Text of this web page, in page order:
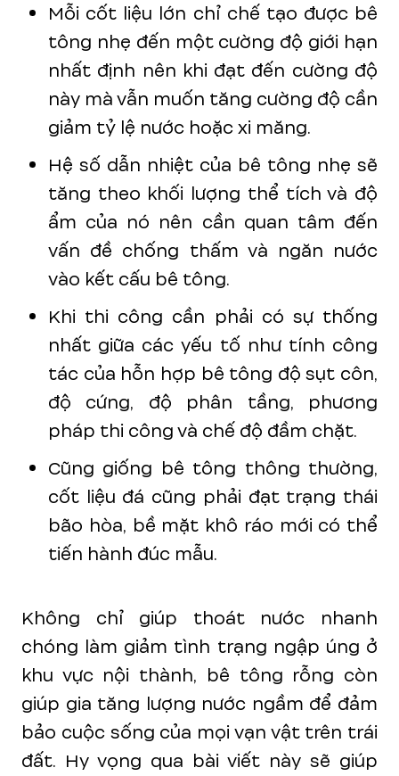
Mỗi cốt liệu lớn chỉ chế tạo được bê
tông nhẹ đến một cường độ giới hạn
nhất định nên khi đạt đến cường độ
này mà vẫn muốn tăng cường độ cần
giảm tỷ lệ nước hoặc xi măng.
Hệ số dẫn nhiệt của bê tông nhẹ sẽ
tăng theo khối lượng thể tích và độ
ẩm của nó nên cần quan tâm đến
vấn đề chống thấm và ngăn nước
vào kết cấu bê tông.
Khi thi công cần phải có sự thống
nhất giữa các yếu tố như tính công
tác của hỗn hợp bê tông độ sụt côn,
độ cứng, độ phân tầng, phương
pháp thi công và chế độ đầm chặt.
Cũng giống bê tông thông thường,
cốt liệu đá cũng phải đạt trạng thái
bão hòa, bề mặt khô ráo mới có thể
tiến hành đúc mẫu.
Không chỉ giúp thoát nước nhanh
chóng làm giảm tình trạng ngập úng ở
khu vực nội thành, bê tông rỗng còn
giúp gia tăng lượng nước ngầm để đảm
bảo cuộc sống của mọi vạn vật trên trái
đất. Hy vọng qua bài viết này sẽ giúp